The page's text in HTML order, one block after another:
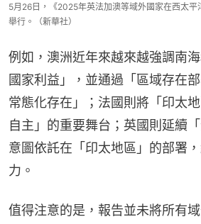
5月26日，《2025年英法加澳等域外國家在西太
舉行。（新華社）
例如，澳洲近年來越來越強調南
國家利益」，並通過「區域存在
常態化存在」；法國則將「印太
自主」的重要舞台；英國則延續
意圖依託在「印太地區」的部署
力。
值得注意的是，報告並未將所有